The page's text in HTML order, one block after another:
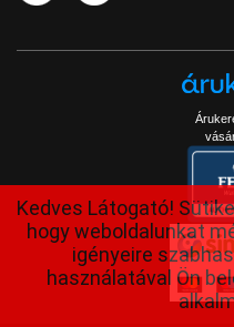
Kedves Látogató!
hogy weboldalunkat
igényeire
használatával Ön